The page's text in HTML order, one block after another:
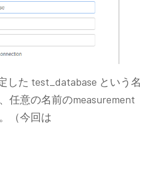
した test_database という名
任意の名前のmeasurement
（今回は